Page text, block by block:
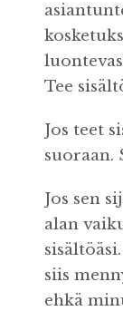
Tee
Jos teet
suoraan.
Jos sen
alan
siis
ehkä